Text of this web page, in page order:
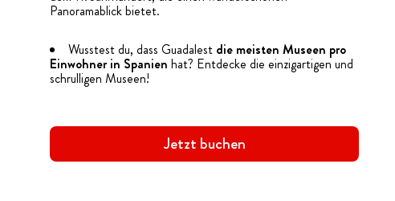
Panoramablick bietet.
Wusstest du, dass Guadalest die meisten Museen pro
Einwohner in Spanien hat? Entdecke die einzigartigen und
schrulligen Museen!
Jetzt buchen